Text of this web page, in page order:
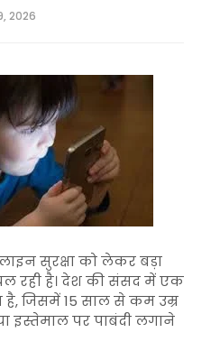
2026
सुरक्षा को लेकर बड़ा
रही है। देश की संसद में एक
जिसमें 15 साल से कम उम्र
इस्तेमाल पर पाबंदी लगाने